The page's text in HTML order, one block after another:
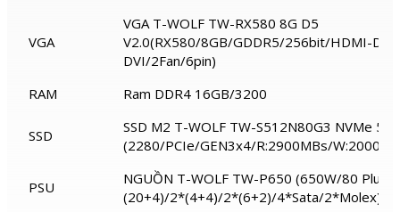
VGA
VGA T-WOLF TW-RX580 8G D5
V2.0(RX580/8GB/GDDR5/256bit/HDMI-DP-
DVI/2Fan/6pin)
RAM
Ram DDR4 16GB/3200
SSD
SSD M2 T-WOLF TW-S512N80G3 NVMe
(2280/PCIe/GEN3x4/R:2900MBs/
PSU
NGUỒN T-WOLF TW-P650 (650W/80 Plus/
(20+4)/2*(4+4)/2*(6+2)/4*Sata/2*Molex)